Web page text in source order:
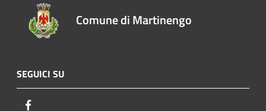
Comune di Martinengo
SEGUICI SU